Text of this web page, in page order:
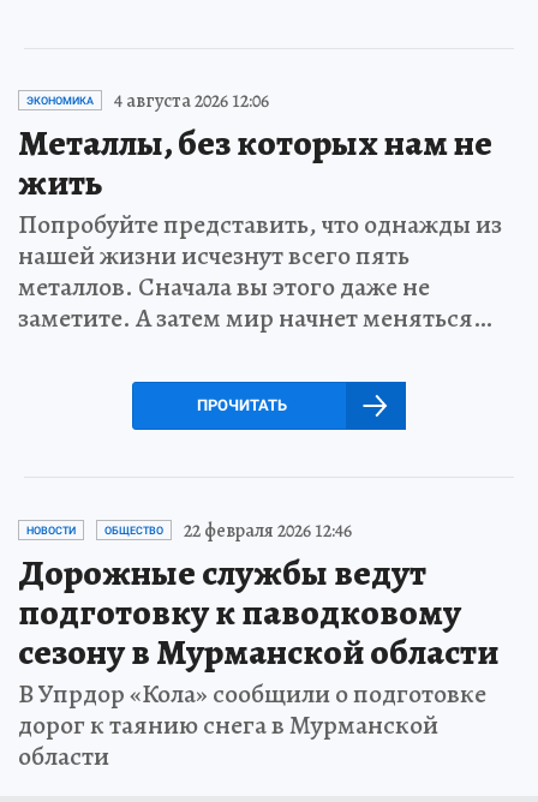
ЭКОНОМИКА 4 августа 2026 12:06
Металлы, без которых нам не
жить
Попробуйте представить, что однажды из
нашей жизни исчезнут всего пять
металлов. Сначала вы этого даже не
заметите. А затем мир начнет меняться…
ПРОЧИТАТЬ
НОВОСТИ ОБЩЕСТВО 22 февраля 2026 12:46
Дорожные службы ведут
подготовку к паводковому
сезону в Мурманской области
В Упрдор «Кола» сообщили о подготовке
дорог к таянию снега в Мурманской
области